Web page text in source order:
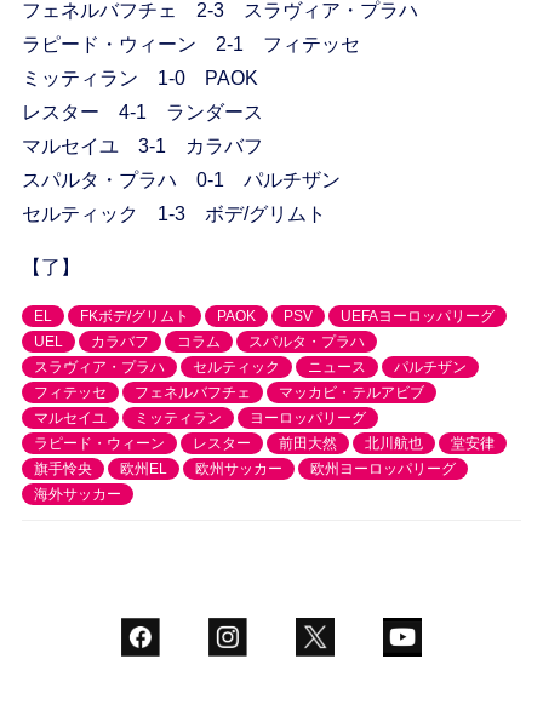
フェネルバフチェ 2-3 スラヴィア・プラハ
ラピード・ウィーン 2-1 フィテッセ
ミッティラン 1-0 PAOK
レスター 4-1 ランダース
マルセイユ 3-1 カラバフ
スパルタ・プラハ 0-1 パルチザン
セルティック 1-3 ボデ/グリムト
【了】
EL FKボデ/グリムト PAOK PSV
UEFAヨーロッパリーグ
UEL
カラバフ コラム
スパルタ・プラハ
スラヴィア・プラハ
セルティック ニュース
パルチザン
フィテッセ
フェネルバフチェ
マッカビ・テルアビブ
マルセイユ
ミッティラン
ヨーロッパリーグ
ラピード・ウィーン
レスター 前田大然 北川航也
堂安律
旗手怜央
欧州EL 欧州サッカー
欧州ヨーロッパリーグ
海外サッカー